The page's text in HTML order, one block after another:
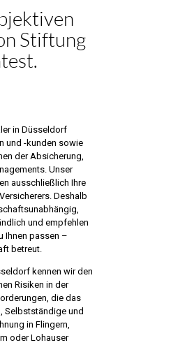
Stiftung
in Düsseldorf
und -kunden sowie
der Absicherung,
Unser
ausschließlich Ihre
Deshalb
und empfehlen
Ihnen passen –
betreut.
kennen wir den
Risiken in der
die das
Selbstständige und
in Flingern,
oder Lohauser